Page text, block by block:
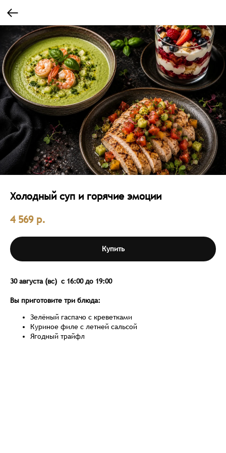
Холодный суп и горячие эмоции
4 569 р.
Купить
30 августа (вс) с 16:00 до 19:00
Вы приготовите три блюда:
Зелёный гаспачо с креветками
Куриное филе с летней сальсой
Ягодный трайфл